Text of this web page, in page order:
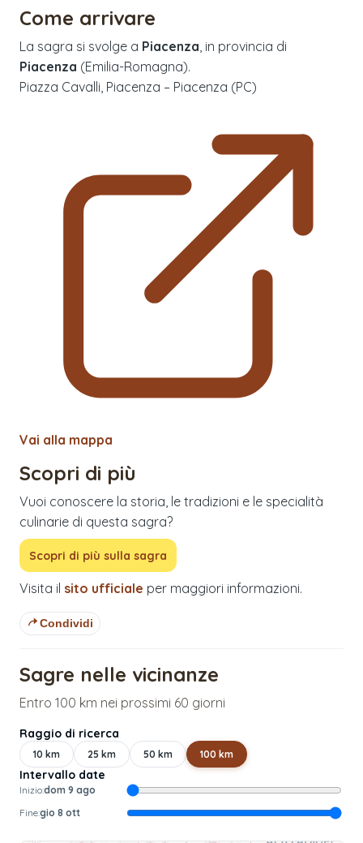
Come arrivare
La sagra si svolge a Piacenza , in provincia di
Piacenza (Emilia-Romagna).
Piazza Cavalli, Piacenza – Piacenza (PC)
Vai alla mappa
Scopri di più
Vuoi conoscere la storia, le tradizioni e le specialità
culinarie di questa sagra?
Scopri di più sulla sagra
Visita il sito ufficiale per maggiori informazioni.
Condividi
Sagre nelle vicinanze
Entro 100 km nei prossimi 60 giorni
Raggio di ricerca
10 km 25 km 50 km 100 km
Intervallo date
Inizio:dom 9 ago
Fine:gio 8 ott